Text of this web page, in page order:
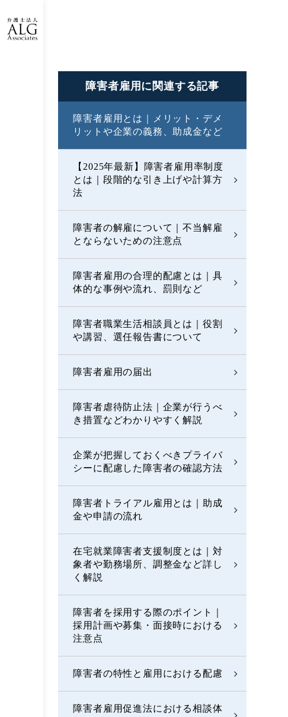
障害者雇用に 関連する記事
障害者雇用とは｜メリット・デメ
リットや企業の義務、助成金など
【2025年最新】障害者雇用率制度
とは｜段階的な引き上げや計算方
法
障害者の解雇について｜不当解雇
とならないための注意点
障害者雇用の合理的配慮とは｜具
体的な事例や流れ、罰則など
障害者職業生活相談員とは｜役割
や講習、選任報告書について
障害者雇用の届出
障害者虐待防止法｜企業が行うべ
き措置などわかりやすく解説
企業が把握しておくべきプライバ
シーに配慮した障害者の確認方法
障害者トライアル雇用とは｜助成
金や申請の流れ
在宅就業障害者支援制度とは｜対
象者や勤務場所、調整金など詳し
く解説
障害者を採用する際のポイント｜
採用計画や募集・面接時における
注意点
障害者の特性と雇用における配慮
障害者雇用促進法における相談体